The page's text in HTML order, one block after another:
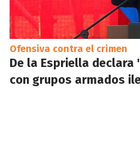
Ofensiva contra el crimen
De la Espriella
con grupos armados